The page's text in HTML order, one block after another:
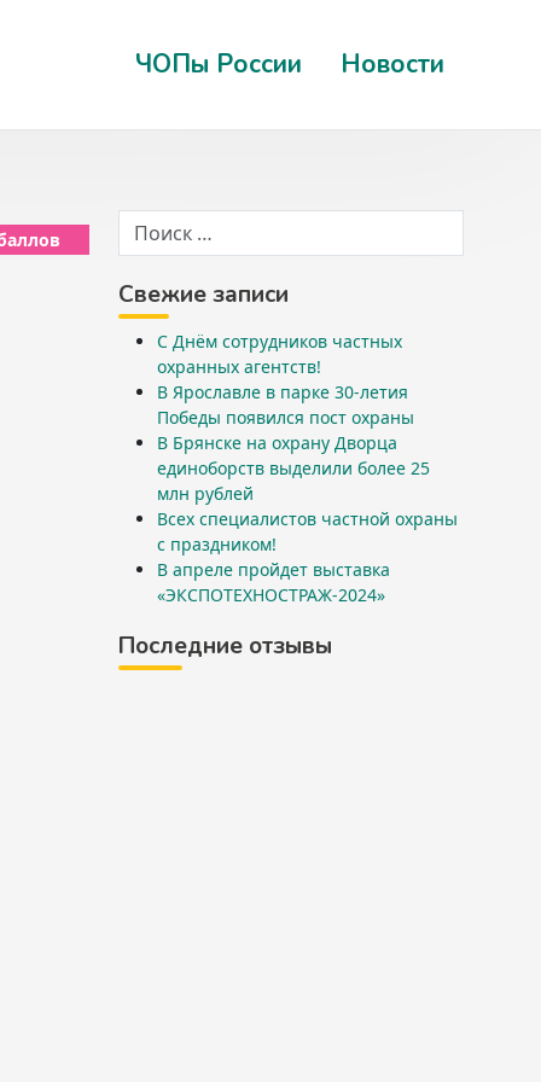
ЧОПы России Новости
Свежие записи
С Днём сотрудников частных
охранных агентств!
В Ярославле в парке 30-летия
Победы появился пост охраны
В Брянске на охрану Дворца
единоборств выделили более 25
млн рублей
Всех специалистов частной охраны
с праздником!
В апреле пройдет выставка
«ЭКСПОТЕХНОСТРАЖ-2024»
Последние отзывы